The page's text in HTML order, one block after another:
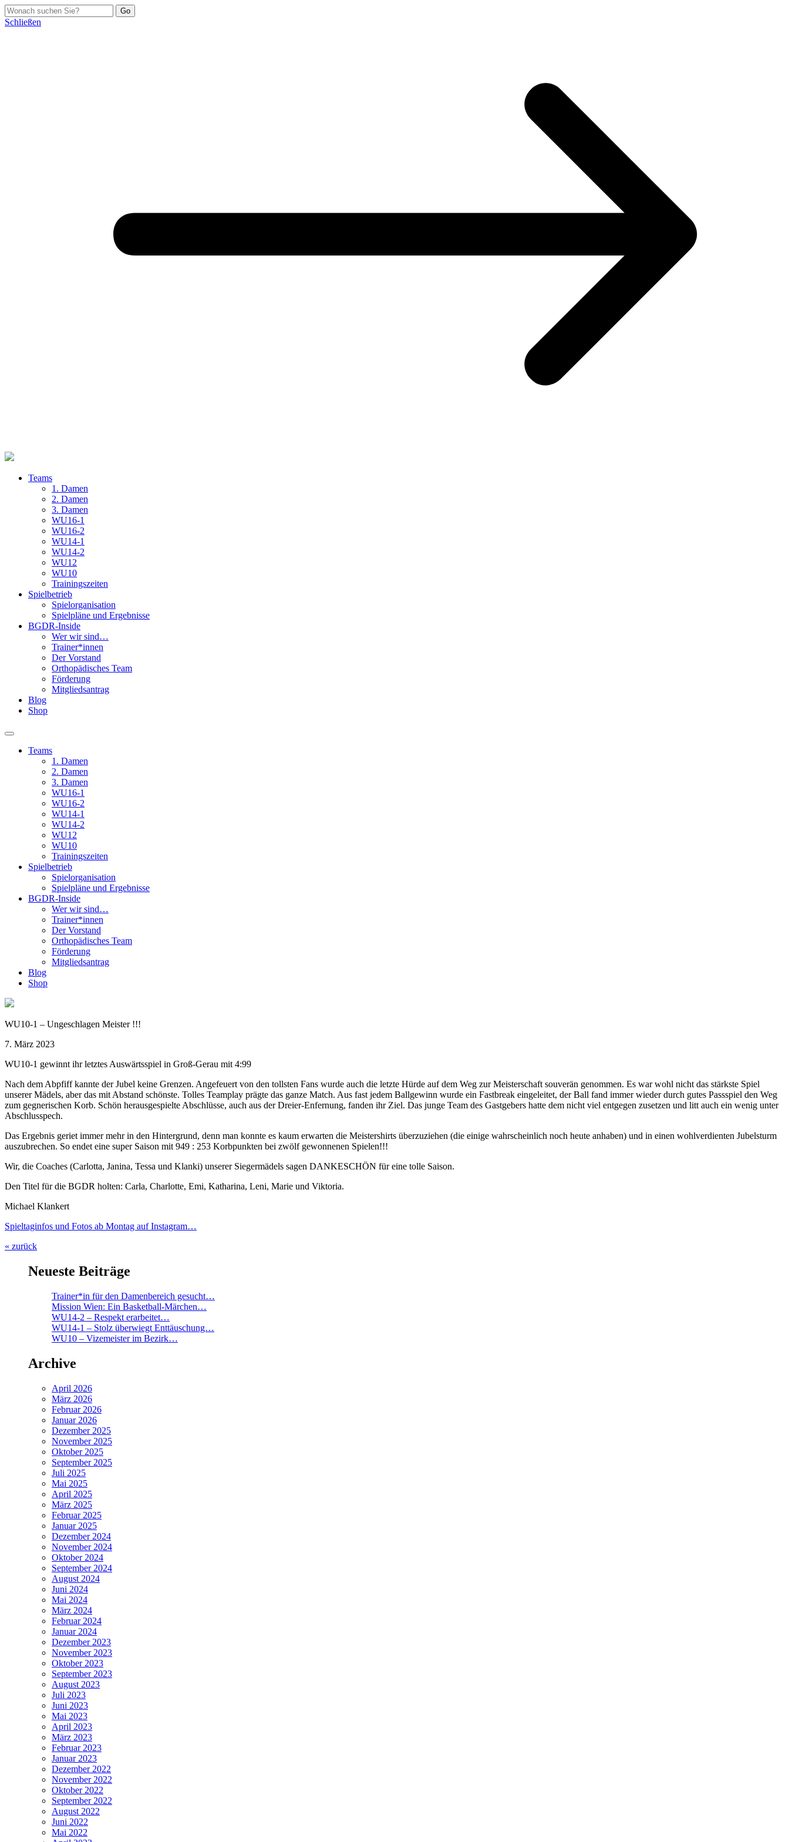
Schließen
Teams
1. Damen
2. Damen
3. Damen
WU16-1
WU16-2
WU14-1
WU14-2
WU12
WU10
Trainingszeiten
Spielbetrieb
Spielorganisation
Spielpläne und Ergebnisse
BGDR-Inside
Wer wir sind…
Trainer*innen
Der Vorstand
Orthopädisches Team
Förderung
Mitgliedsantrag
Blog
Shop
Teams
1. Damen
2. Damen
3. Damen
WU16-1
WU16-2
WU14-1
WU14-2
WU12
WU10
Trainingszeiten
Spielbetrieb
Spielorganisation
Spielpläne und Ergebnisse
BGDR-Inside
Wer wir sind…
Trainer*innen
Der Vorstand
Orthopädisches Team
Förderung
Mitgliedsantrag
Blog
Shop
WU10-1 – Ungeschlagen Meister !!!
7. März 2023
WU10-1 gewinnt ihr letztes Auswärtsspiel in Groß-Gerau mit 4:99
Nach dem Abpfiff kannte der Jubel keine Grenzen. Angefeuert von den tollsten Fans wurde auch die letzte Hürde auf dem Weg zur Meisterschaft souverän genommen. Es war wohl nicht das stärkste Spiel
unserer Mädels, aber das mit Abstand schönste. Tolles Teamplay prägte das ganze Match. Aus fast jedem Ballgewinn wurde ein Fastbreak eingeleitet, der Ball fand immer wieder durch gutes Passspiel den Weg
zum gegnerischen Korb. Schön herausgespielte Abschlüsse, auch aus der Dreier-Enfernung, fanden ihr Ziel. Das junge Team des Gastgebers hatte dem nicht viel entgegen zusetzen und litt auch ein wenig unter
Abschlusspech.
Das Ergebnis geriet immer mehr in den Hintergrund, denn man konnte es kaum erwarten die Meistershirts überzuziehen (die einige wahrscheinlich noch heute anhaben) und in einen wohlverdienten Jubelsturm
auszubrechen. So endet eine super Saison mit 949 : 253 Korbpunkten bei zwölf gewonnenen Spielen!!!
Wir, die Coaches (Carlotta, Janina, Tessa und Klanki) unserer Siegermädels sagen DANKESCHÖN für eine tolle Saison.
Den Titel für die BGDR holten: Carla, Charlotte, Emi, Katharina, Leni, Marie und Viktoria.
Michael Klankert
Spieltaginfos und Fotos ab Montag auf Instagram…
« zurück
Neueste Beiträge
Trainer*in für den Damenbereich gesucht…
Mission Wien: Ein Basketball-Märchen…
WU14-2 – Respekt erarbeitet…
WU14-1 – Stolz überwiegt Enttäuschung…
WU10 – Vizemeister im Bezirk…
Archive
April 2026
März 2026
Februar 2026
Januar 2026
Dezember 2025
November 2025
Oktober 2025
September 2025
Juli 2025
Mai 2025
April 2025
März 2025
Februar 2025
Januar 2025
Dezember 2024
November 2024
Oktober 2024
September 2024
August 2024
Juni 2024
Mai 2024
März 2024
Februar 2024
Januar 2024
Dezember 2023
November 2023
Oktober 2023
September 2023
August 2023
Juli 2023
Juni 2023
Mai 2023
April 2023
März 2023
Februar 2023
Januar 2023
Dezember 2022
November 2022
Oktober 2022
September 2022
August 2022
Juni 2022
Mai 2022